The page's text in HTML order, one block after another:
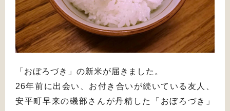
「おぼろづき」の新米が届きました。
26年前に出会い、お付き合いが続いている友人、
安平町早来の磯部さんが丹精した「おぼろづき」